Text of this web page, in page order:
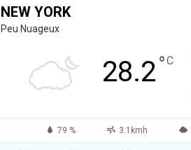
NEW YORK
Peu Nuageux
28.2°C
79 % 3.1kmh